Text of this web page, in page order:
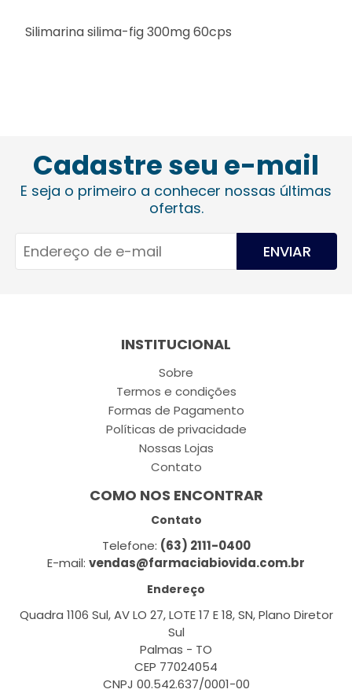
Silimarina silima-fig 300mg 60cps
Cadastre seu e-mail
E seja o primeiro a conhecer nossas últimas
ofertas.
ENVIAR
INSTITUCIONAL
Sobre
Termos e condições
Formas de Pagamento
Políticas de privacidade
Nossas Lojas
Contato
COMO NOS ENCONTRAR
Contato
Telefone: (63) 2111-0400
E-mail: vendas@farmaciabiovida.com.br
Endereço
Quadra 1106 Sul, AV LO 27, LOTE 17 E 18, SN, Plano Diretor
Sul
Palmas - TO
CEP 77024054
CNPJ 00.542.637/0001-00